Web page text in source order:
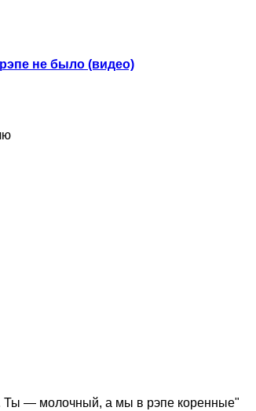
не было (видео)
Ты — молочный, а мы в рэпе коренные"